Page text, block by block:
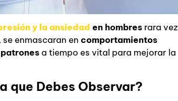
y la ansiedad en hombres rara vez
se enmascaran en comportamientos
patrones a tiempo es vital para mejorar la
que Debes Observar?